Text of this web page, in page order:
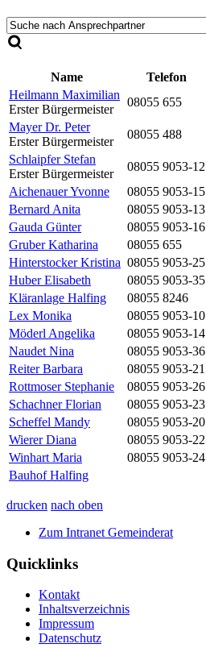
Name
Telefon
Heilmann Maximilian
Erster Bürgermeister
08055 655
Mayer Dr. Peter
Erster Bürgermeister
08055 488
Schlaipfer Stefan
Erster Bürgermeister
08055 9053-12
Aichenauer Yvonne
08055 9053-15
Bernard Anita
08055 9053-13
Gauda Günter
08055 9053-16
Gruber Katharina
08055 655
Hinterstocker Kristina 08055 9053-25
Huber Elisabeth
08055 9053-35
Kläranlage Halfing
08055 8246
Lex Monika
08055 9053-10
Möderl Angelika
08055 9053-14
Naudet Nina
08055 9053-36
Reiter Barbara
08055 9053-21
Rottmoser Stephanie
08055 9053-26
Schachner Florian
08055 9053-23
Scheffel Mandy
08055 9053-20
Wierer Diana
08055 9053-22
Winhart Maria
08055 9053-24
Bauhof Halfing
drucken nach oben
Zum Intranet Gemeinderat
Quicklinks
Kontakt
Inhaltsverzeichnis
Impressum
Datenschutz